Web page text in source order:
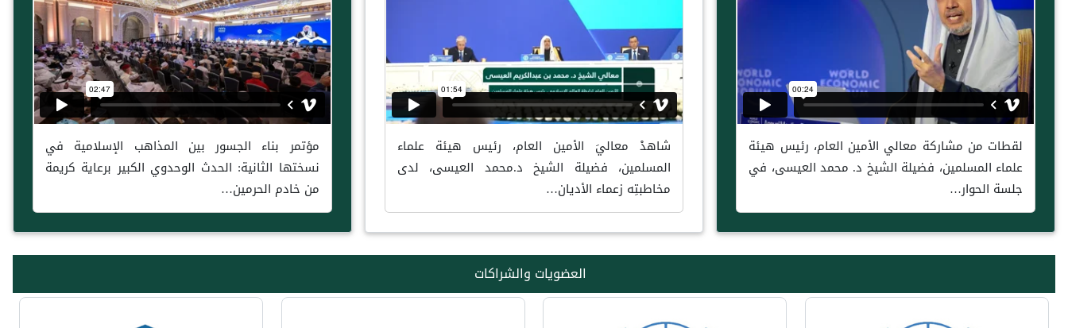
لقطات من مشاركة معالي الأمين العام، رئيس هيئة
علماء المسلمين، فضيلة الشيخ د. محمد العيسى، في
جلسة الحوار…
شاهدْ معاليَ الأمين العام، رئيس هيئة علماء
المسلمين، فضيلة الشيخ د.محمد العيسى، لدى
مخاطبتِه زعماء الأديان…
مؤتمر بناء الجسور بين المذاهب الإسلامية في
نسختها الثانية: الحدث الوحدوي الكبير برعاية كريمة
من خادم الحرمين…
العضويات والشراكات